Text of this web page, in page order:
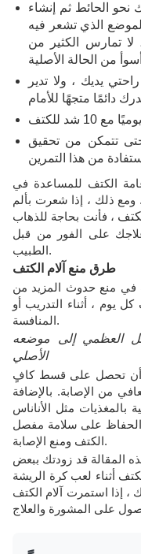
الحائط ثم إنشاء
الذي تشعر فيه
لا تمارس الكثير من
يديك ، ولا تدير
تتمكن من تحقيق
الكتف للمساعدة في
ومع ذلك ، إذا شعرت بألم
، فأنت بحاجة للذهاب
على الفور من قبل
الطبيب.
طرق منع آلام الكتف
في منع حدوث المزيد من
يوم ، أثناء التدريب أو
المنافسة.
العظمي إلى موضعه
الأصلي
أن تحصل على قسط كافٍ
من الإصابة. بالإضافة
بالمغذيات مثل الأناناس
الحفاظ على سلامة مفصل
الكتف ومنع الإصابة.
المقالة قد زودتك ببعض
أثناء لعب كرة الريشة
، إذا استمرت آلام الكتف